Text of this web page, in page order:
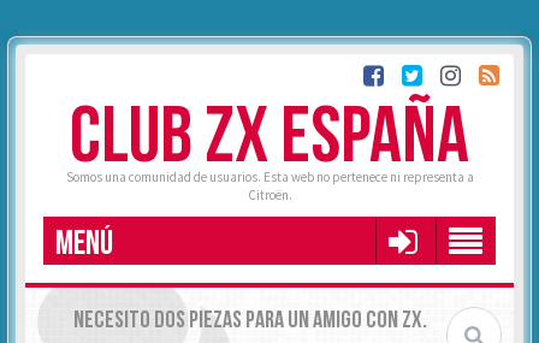
CLUB ZX ESPAÑA
Somos una comunidad de usuarios. Esta web no pertenece ni representa a
Citroën.
MENÚ
NECESITO DOS PIEZAS PARA UN AMIGO CON ZX.